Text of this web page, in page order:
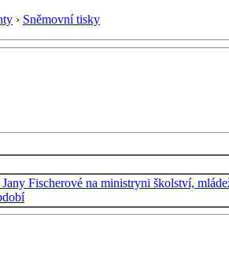
› Sněmovní tisky
Fischerové na ministryni školství,